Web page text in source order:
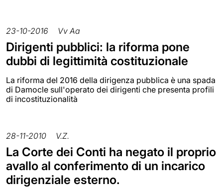
23-10-2016 Vv Aa
Dirigenti pubblici: la riforma pone
dubbi di legittimità costituzionale
La riforma del 2016 della dirigenza pubblica è una spada
di Damocle sull'operato dei dirigenti che presenta profili
di incostituzionalità
28-11-2010 V.Z.
La Corte dei Conti ha negato il proprio
avallo al conferimento di un incarico
dirigenziale esterno.